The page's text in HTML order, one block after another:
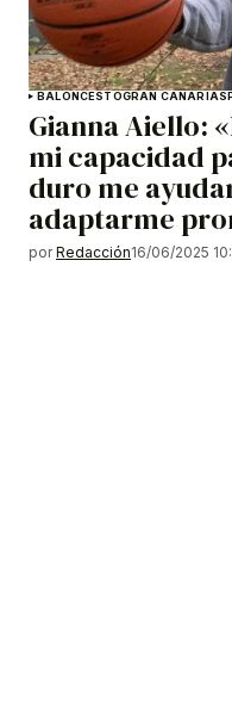
BALONCESTOGRAN CANARIA
Gianna Aiello:
mi capacidad
duro me
adaptarme
por Redacción16/06/2025